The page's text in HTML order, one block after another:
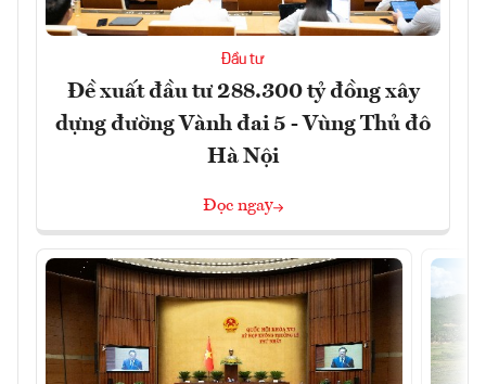
Đầu tư
Đề xuất đầu tư 288.300 tỷ đồng xây
dựng đường Vành đai 5 - Vùng Thủ đô
Hà Nội
Đọc ngay